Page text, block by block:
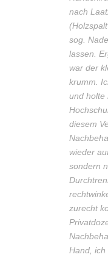
nach
sog.
lassen.
war der
krumm.
und holte
diesem
wieder
sondern
zurecht
Hand, ich